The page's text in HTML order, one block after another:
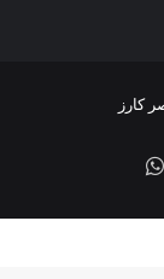
كارز
واتساب